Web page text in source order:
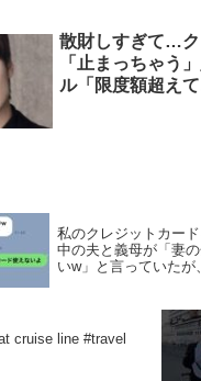
散財しすぎて…
「止まっちゃう
ル「限度額超え
私のクレジットカー
中の夫と義母が「妻
いw」と言っていたが
cruise line #travel